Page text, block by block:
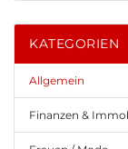
KATEGORIEN
Allgemein
Finanzen &